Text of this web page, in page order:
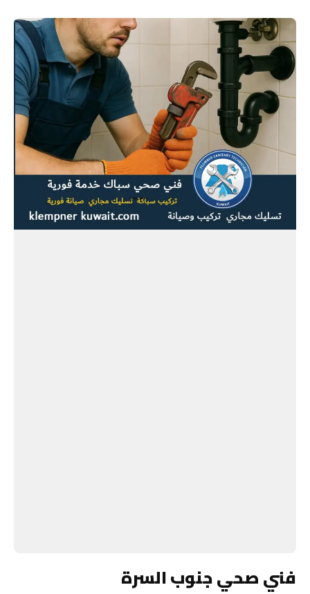
فني صحي جنوب السرة